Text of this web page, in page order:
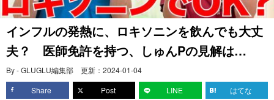
インフルの発熱に、ロキソニンを飲んでも大丈
夫？ 医師免許を持つ、しゅんPの見解は…
By - GLUGLU編集部 更新： 2024-01-04
Share
Post LINE はてな